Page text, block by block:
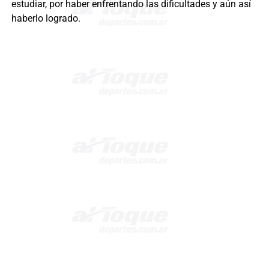
estudiar, por haber enfrentando las dificultades y aún así
haberlo logrado.